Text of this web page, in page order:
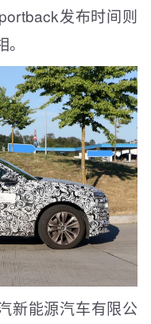
发布时间则
新能源汽车有限公